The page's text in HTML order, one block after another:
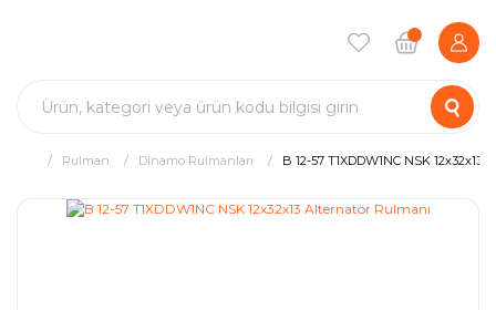
Rulman Dinamo Rulmanları B 12-57 T1XDDW1NC NSK 12x32x13